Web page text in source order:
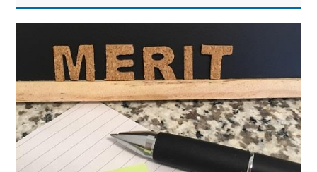
WiFi
を選
メリ
ット
①デ
ータ
利用